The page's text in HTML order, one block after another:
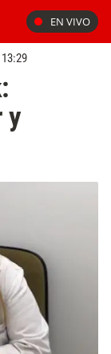
EN VIVO
y